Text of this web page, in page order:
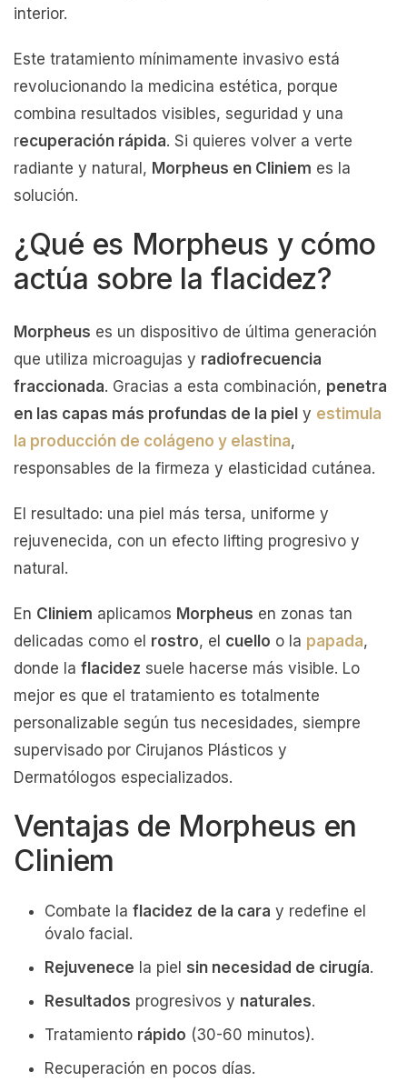
interior.
Este tratamiento mínimamente invasivo está
revolucionando la medicina estética, porque
combina resultados visibles, seguridad y una
recuperación rápida. Si quieres volver a verte
radiante y natural, Morpheus en Cliniem es la
solución.
¿Qué es Morpheus y cómo
actúa sobre la flacidez?
Morpheus es un dispositivo de última generación
que utiliza microagujas y radiofrecuencia
fraccionada. Gracias a esta combinación, penetra
en las capas más profundas de la piel y estimula
la producción de colágeno y elastina,
responsables de la firmeza y elasticidad cutánea.
El resultado: una piel más tersa, uniforme y
rejuvenecida, con un efecto lifting progresivo y
natural.
En Cliniem aplicamos Morpheus en zonas tan
delicadas como el rostro, el cuello o la papada,
donde la flacidez suele hacerse más visible. Lo
mejor es que el tratamiento es totalmente
personalizable según tus necesidades, siempre
supervisado por Cirujanos Plásticos y
Dermatólogos especializados.
Ventajas de Morpheus en
Cliniem
Combate la flacidez de la cara y redefine el
óvalo facial.
Rejuvenece la piel sin necesidad de cirugía.
Resultados progresivos y naturales.
Tratamiento rápido (30-60 minutos).
Recuperación en pocos días.